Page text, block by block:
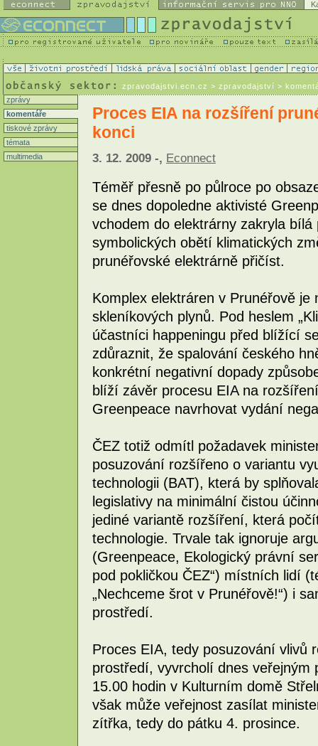
zpravodajstvi.ecn.cz > zpravodajství >
zprávy
komentáře
tiskové zprávy
témata
multimedia
Proces EIA na rozšíření
konci
3. 12. 2009 -, Econnect
Téměř přesně po půlroce po
se dnes dopoledne aktivisté
vchodem do elektrárny zakryla
symbolických obětí klimatických
prunéřovské elektrárně přičíst.
Komplex elektráren v Prunéřově
skleníkových plynů. Pod heslem
účastníci happeningu před blížící
zdůraznit, že spalování českého
konkrétní negativní dopady
blíží závěr procesu EIA na
Greenpeace navrhovat vydání
ČEZ totiž odmítl požadavek
posuzování rozšířeno o variantu
technologii (BAT), která by
legislativy na minimální čistou
jediné variantě rozšíření, která
technologie. Trvale tak ignoruje
(Greenpeace, Ekologický právní
pod pokličkou ČEZ“) místních lidí
„Nechceme šrot v Prunéřově!“) i
prostředí.
Proces EIA, tedy posuzování vlivů
prostředí, vyvrcholí dnes veřejným
15.00 hodin v Kulturním domě
však může veřejnost zasílat
zítřka, tedy do pátku 4. prosince.